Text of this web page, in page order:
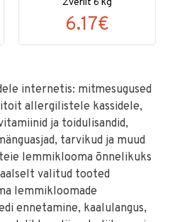
Zverlit 6 kg
6.17€
internetis: mitmesugused
allergilistele kassidele,
ja toidulisandid,
tarvikud ja muud
lemmiklooma õnnelikuks
valitud tooted
lemmikloomade
ennetamine, kaalulangus,